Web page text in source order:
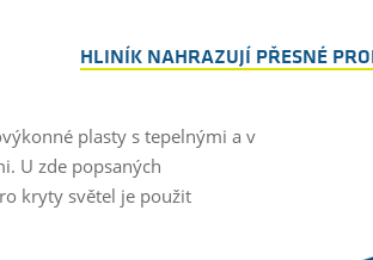
HLINÍK NAHRAZUJÍ PŘESNÉ
plasty s tepelnými a v
U zde popsaných
kryty světel je použit